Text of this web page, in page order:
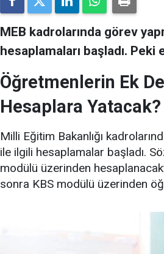
MEB kadrolarında görev
hesaplamaları başladı.
Öğretmenlerin Ek
Hesaplara Yatacak?
Milli Eğitim Bakanlığı
ile ilgili hesaplamalar başladı.
modülü üzerinden
sonra KBS modülü üzerinden